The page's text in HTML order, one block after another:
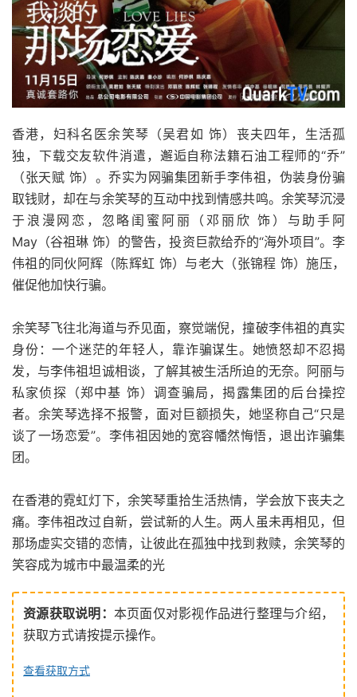
香港，妇科名医余笑琴（吴君如 饰）丧夫四年，生活孤
独，下载交友软件消遣，邂逅自称法籍石油工程师的“乔”
（张天赋 饰）。乔实为网骗集团新手李伟祖，伪装身份骗
取钱财，却在与余笑琴的互动中找到情感共鸣。余笑琴沉浸
于浪漫网恋，忽略闺蜜阿丽（邓丽欣 饰）与助手阿
May（谷祖琳 饰）的警告，投资巨款给乔的“海外项目”。李
伟祖的同伙阿辉（陈辉虹 饰）与老大（张锦程 饰）施压，
催促他加快行骗。
余笑琴飞往北海道与乔见面，察觉端倪，撞破李伟祖的真实
身份：一个迷茫的年轻人，靠诈骗谋生。她愤怒却不忍揭
发，与李伟祖坦诚相谈，了解其被生活所迫的无奈。阿丽与
私家侦探（郑中基 饰）调查骗局，揭露集团的后台操控
者。余笑琴选择不报警，面对巨额损失，她坚称自己“只是
谈了一场恋爱”。李伟祖因她的宽容幡然悔悟，退出诈骗集
团。
在香港的霓虹灯下，余笑琴重拾生活热情，学会放下丧夫之
痛。李伟祖改过自新，尝试新的人生。两人虽未再相见，但
那场虚实交错的恋情，让彼此在孤独中找到救赎，余笑琴的
笑容成为城市中最温柔的光
资源获取说明： 本页面仅对影视作品进行整理与介绍，
获取方式请按提示操作。
查看获取方式